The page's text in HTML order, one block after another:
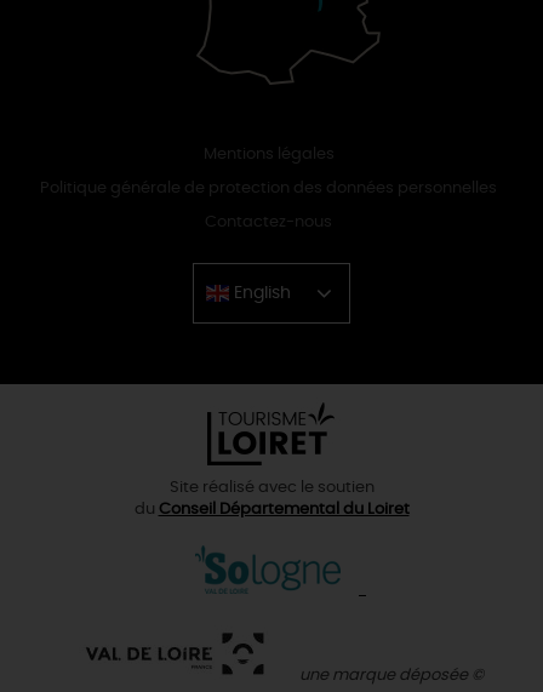
Mentions légales
Politique générale de protection des données personnelles
Contactez-nous
English
Chinese
Site réalisé avec le soutien
du Conseil Départemental du Loiret
une marque déposée ©